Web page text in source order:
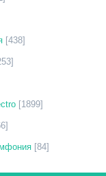
[438]
[1899]
[84]